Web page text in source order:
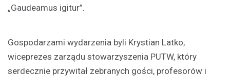
„Gaudeamus igitur”.
Gospodarzami wydarzenia byli Krystian Latko,
wiceprezes zarządu stowarzyszenia PUTW, który
serdecznie przywitał zebranych gości, profesorów i